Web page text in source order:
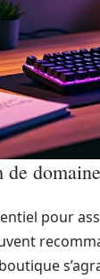
de domaine
pour